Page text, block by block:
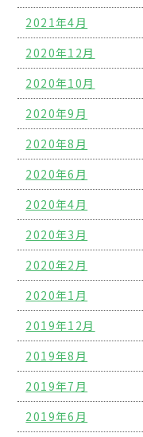
2021年4月
2020年12月
2020年10月
2020年9月
2020年8月
2020年6月
2020年4月
2020年3月
2020年2月
2020年1月
2019年12月
2019年8月
2019年7月
2019年6月